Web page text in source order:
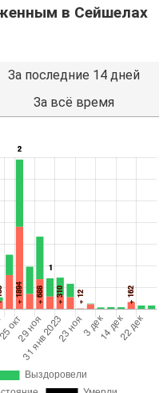
в Сейшелах
За последние 14 дней
За всё время